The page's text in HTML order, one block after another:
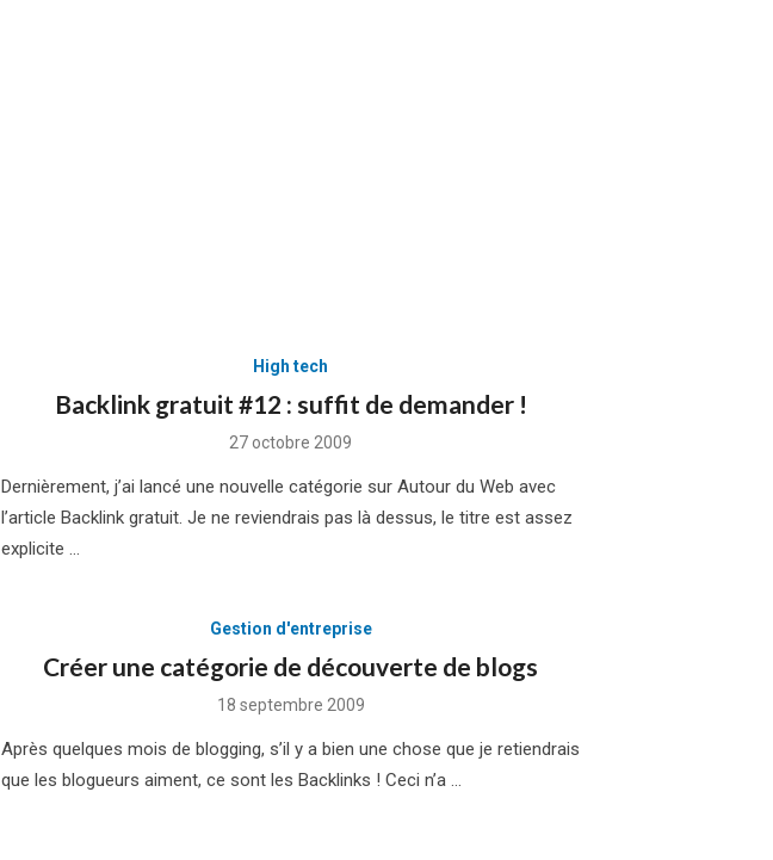
High tech
Backlink gratuit #12 : suffit de demander !
Posted
27 octobre 2009
Dernièrement, j’ai lancé une nouvelle catégorie sur Autour du Web avec
l’article Backlink gratuit. Je ne reviendrais pas là dessus, le titre est assez
explicite …
Gestion d'entreprise
Créer une catégorie de découverte de blogs
Posted
18 septembre 2009
Après quelques mois de blogging, s’il y a bien une chose que je retiendrais
que les blogueurs aiment, ce sont les Backlinks ! Ceci n’a …